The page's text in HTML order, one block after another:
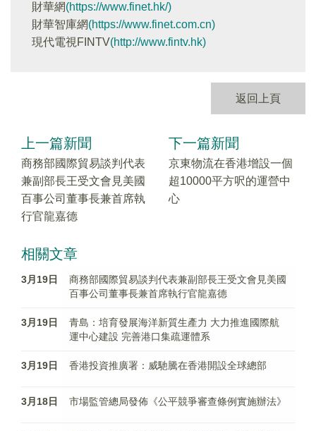
財華網(https://www.finet.hk/)
財華智庫網(https://www.finet.com.cn)
現代電視FINTV(http://www.fintv.hk)
返回上頁
上一篇新聞
商務部國際貿易談判代表
兼副部長王受文會見美國
百事公司董事長兼首席執
行官龍嘉德
下一篇新聞
京東物流在香港增設一個
超10000平方呎的運營中
心
相關文章
3月19日
商務部國際貿易談判代表兼副部長王受文會見美國
百事公司董事長兼首席執行官龍嘉德
3月19日
青島：培育發展海洋新質生產力 大力推進國際航
運中心建設 完善港口集疏運體系
3月19日 香港投資推廣署：威馳騰在香港開設全球總部
3月18日 市場監管總局發佈《公平競爭審查條例實施辦法》